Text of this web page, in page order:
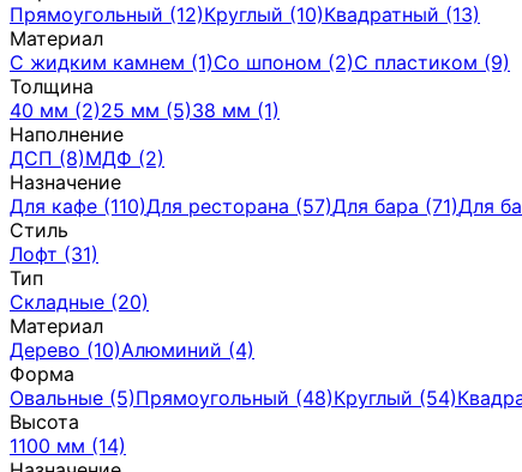
Прямоугольный (12)Круглый (10)Квадратный (13)
Материал
C жидким камнем (1)Со шпоном (2)С пластиком (9)
Толщина
40 мм (2)25 мм (5)38 мм (1)
Наполнение
ДСП (8)МДФ (2)
Назначение
Для кафе (110)Для ресторана (57)Для бара (71)Для
Стиль
Лофт (31)
Тип
Складные (20)
Материал
Дерево (10)Алюминий (4)
Форма
Овальные (5)Прямоугольный (48)Круглый (54)
Высота
1100 мм (14)